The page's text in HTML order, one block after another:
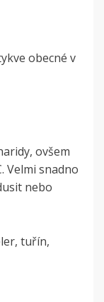
obecné v
ovšem
Velmi snadno
nebo
tuřín,